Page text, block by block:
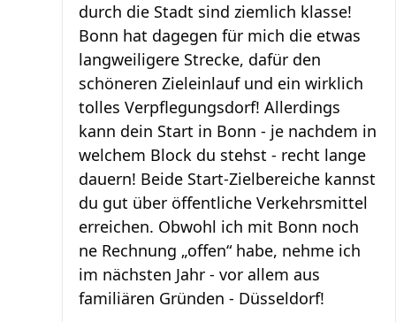
durch die Stadt sind ziemlich klasse!
Bonn hat dagegen für mich die etwas
langweiligere Strecke, dafür den
schöneren Zieleinlauf und ein wirklich
tolles Verpflegungsdorf! Allerdings
kann dein Start in Bonn - je nachdem in
welchem Block du stehst - recht lange
dauern! Beide Start-Zielbereiche kannst
du gut über öffentliche Verkehrsmittel
erreichen. Obwohl ich mit Bonn noch
ne Rechnung „offen“ habe, nehme ich
im nächsten Jahr - vor allem aus
familiären Gründen - Düsseldorf!